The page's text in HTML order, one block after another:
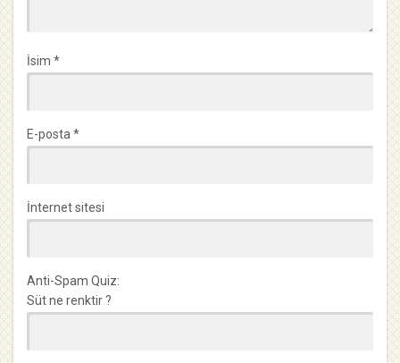
İsim *
E-posta *
İnternet sitesi
Anti-Spam Quiz:
Süt ne renktir ?